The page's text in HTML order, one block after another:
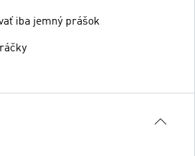
iba jemný prášok